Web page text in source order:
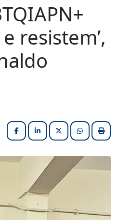
resistem’,
FacebookLinkedInX (formerly